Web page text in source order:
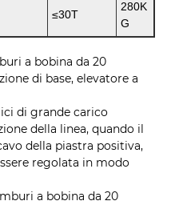
≤30T
280K
G
a bobina da 20
di base, elevatore a
di grande carico
della linea, quando il
della piastra positiva,
regolata in modo
a bobina da 20